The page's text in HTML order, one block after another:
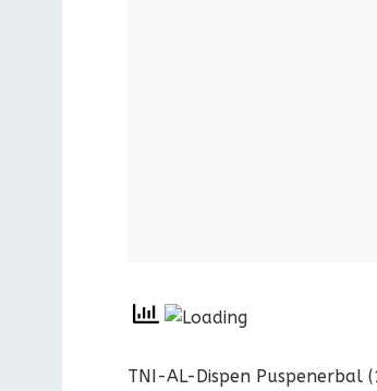
TNI-AL-Dispen Puspenerbal